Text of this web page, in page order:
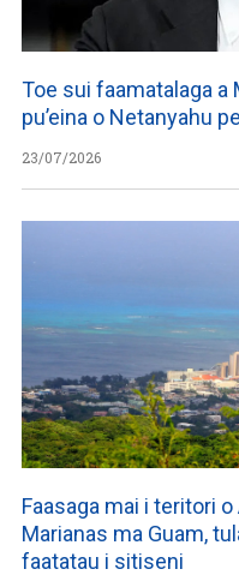
Toe sui faamatalaga a
pu’eina o Netanyahu
23/07/2026
Faasaga mai i teritori
Marianas ma Guam,
faatatau i sitiseni